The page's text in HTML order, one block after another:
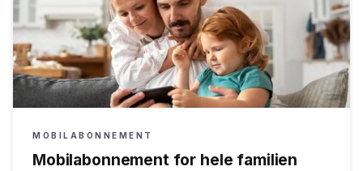
MOBILABONNEMENT
Mobilabonnement for hele familien